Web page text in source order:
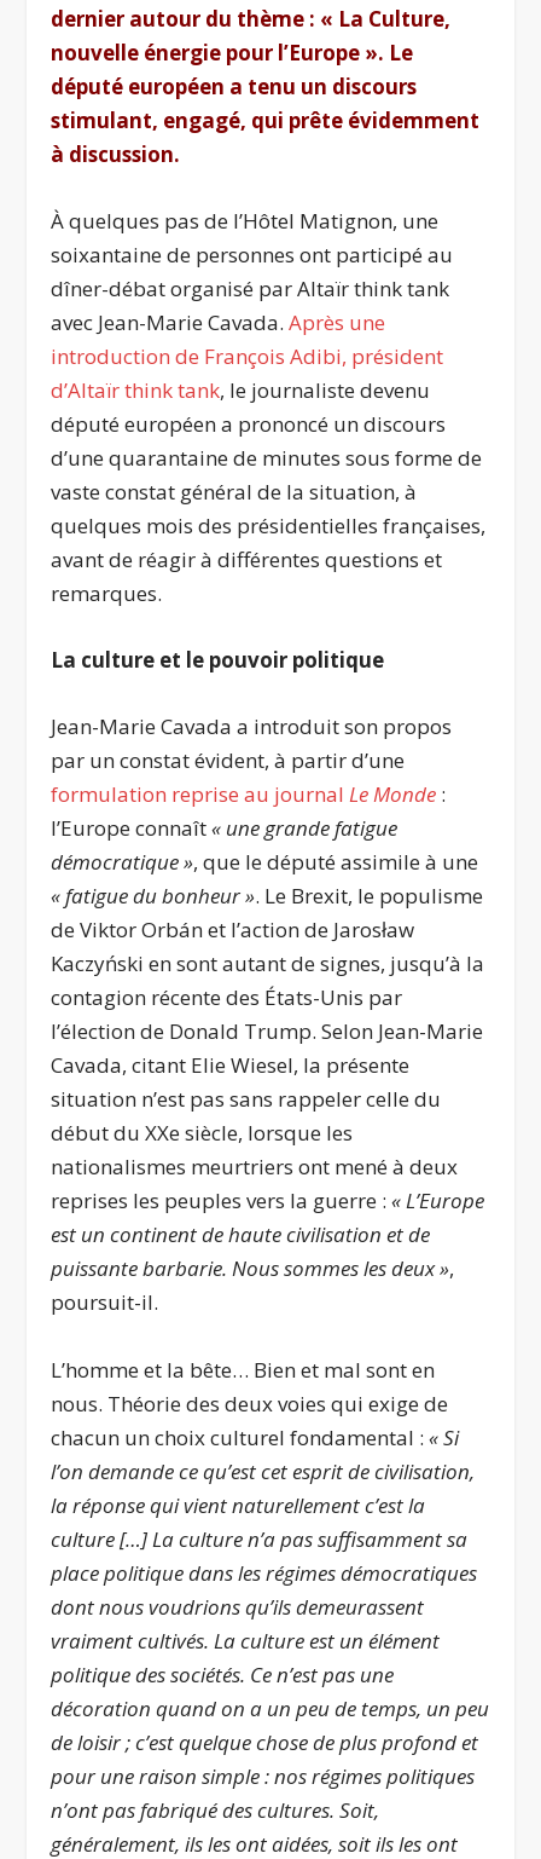
dernier autour du thème : « La Culture,
nouvelle énergie pour l’Europe ». Le
député européen a tenu un discours
stimulant, engagé, qui prête évidemment
à discussion.
À quelques pas de l’Hôtel Matignon, une
soixantaine de personnes ont participé au
dîner-débat organisé par Altaïr think tank
avec Jean-Marie Cavada.Après une
introduction de François Adibi, président
d’Altaïr think tank, le journaliste devenu
député européen a prononcé un discours
d’une quarantaine de minutes sous forme de
vaste constat général de la situation, à
quelques mois des présidentielles françaises,
avant de réagir à différentes questions et
remarques.
La culture et le pouvoir politique
Jean-Marie Cavada a introduit son propos
par un constat évident, à partir d’une
formulation reprise au journalLe Monde :
l’Europe connaît« une grande fatigue
démocratique », que le député assimile à une
« fatigue du bonheur ». Le Brexit, le populisme
de Viktor Orbán et l’action de Jarosław
Kaczyński en sont autant de signes, jusqu’à la
contagion récente des États-Unis par
l’élection de Donald Trump. Selon Jean-Marie
Cavada, citant Elie Wiesel, la présente
situation n’est pas sans rappeler celle du
début du XXe siècle, lorsque les
nationalismes meurtriers ont mené à deux
reprises les peuples vers la guerre :« L’Europe
est un continent de haute civilisation et de
puissante barbarie. Nous sommes les deux »,
poursuit-il.
L’homme et la bête… Bien et mal sont en
nous. Théorie des deux voies qui exige de
chacun un choix culturel fondamental :« Si
l’on demande ce qu’est cet esprit de civilisation,
la réponse qui vient naturellement c’est la
culture […] La culture n’a pas suffisamment sa
place politique dans les régimes démocratiques
dont nous voudrions qu’ils demeurassent
vraiment cultivés. La culture est un élément
politique des sociétés. Ce n’est pas une
décoration quand on a un peu de temps, un peu
de loisir ; c’est quelque chose de plus profond et
pour une raison simple : nos régimes politiques
n’ont pas fabriqué des cultures. Soit,
généralement, ils les ont aidées, soit ils les ont